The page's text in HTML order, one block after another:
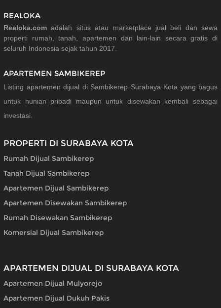
REALOKA
Realoka.com adalah situs atau marketplace jual beli dan sewa
properti rumah, tanah, apartemen dan lain-lain secara gratis di
seluruh Indonesia sejak tahun 2017.
APARTEMEN SAMBIKEREP
Listing apartemen dijual di Sambikerep Surabaya Kota yang bagus
untuk hunian pribadi maupun untuk disewakan kembali sebagai
investasi.
PROPERTI DI SURABAYA KOTA
Rumah Dijual Sambikerep
Tanah Dijual Sambikerep
Apartemen Dijual Sambikerep
Apartemen Disewakan Sambikerep
Rumah Disewakan Sambikerep
Komersial Dijual Sambikerep
APARTEMEN DIJUAL DI SURABAYA KOTA
Apartemen Dijual Mulyorejo
Apartemen Dijual Dukuh Pakis